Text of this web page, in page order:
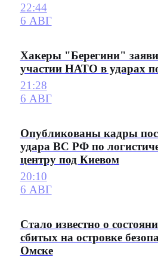
22:44
6 АВГ
Хакеры "Берегини"
участии НАТО в ударах
21:28
6 АВГ
Опубликованы кадры
удара ВС РФ по
центру под Киевом
20:10
6 АВГ
Стало известно о
сбитых на островке
Омске